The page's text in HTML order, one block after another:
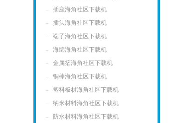
插座海角社区下载机
插头海角社区下载机
端子海角社区下载机
海绵海角社区下载机
金属箔海角社区下载机
铜棒海角社区下载机
塑料板材海角社区下载机
纳米材料海角社区下载机
防水材料海角社区下载机